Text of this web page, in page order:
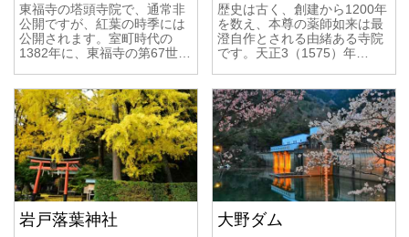
東福寺の塔頭寺院で、通常非
公開ですが、紅葉の時季には
公開されます。室町時代の
1382年に、東福寺の第67世…
歴史は古く、創建から1200年
を数え、本尊の薬師如来は最
澄自作とされる由緒ある寺院
です。天正3（1575）年…
岩戸落葉神社 大野ダム